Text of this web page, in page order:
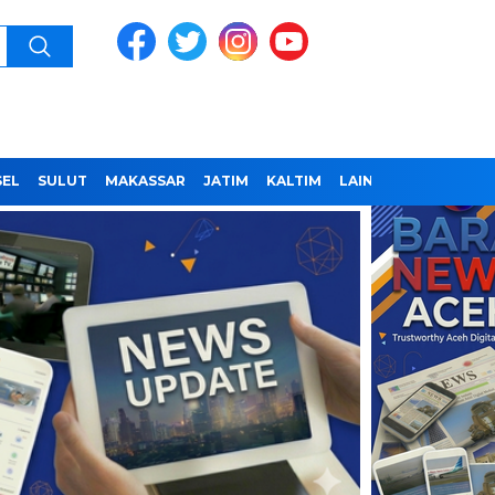
SULUT MAKASSAR JATIM KALTIM LAINNYA